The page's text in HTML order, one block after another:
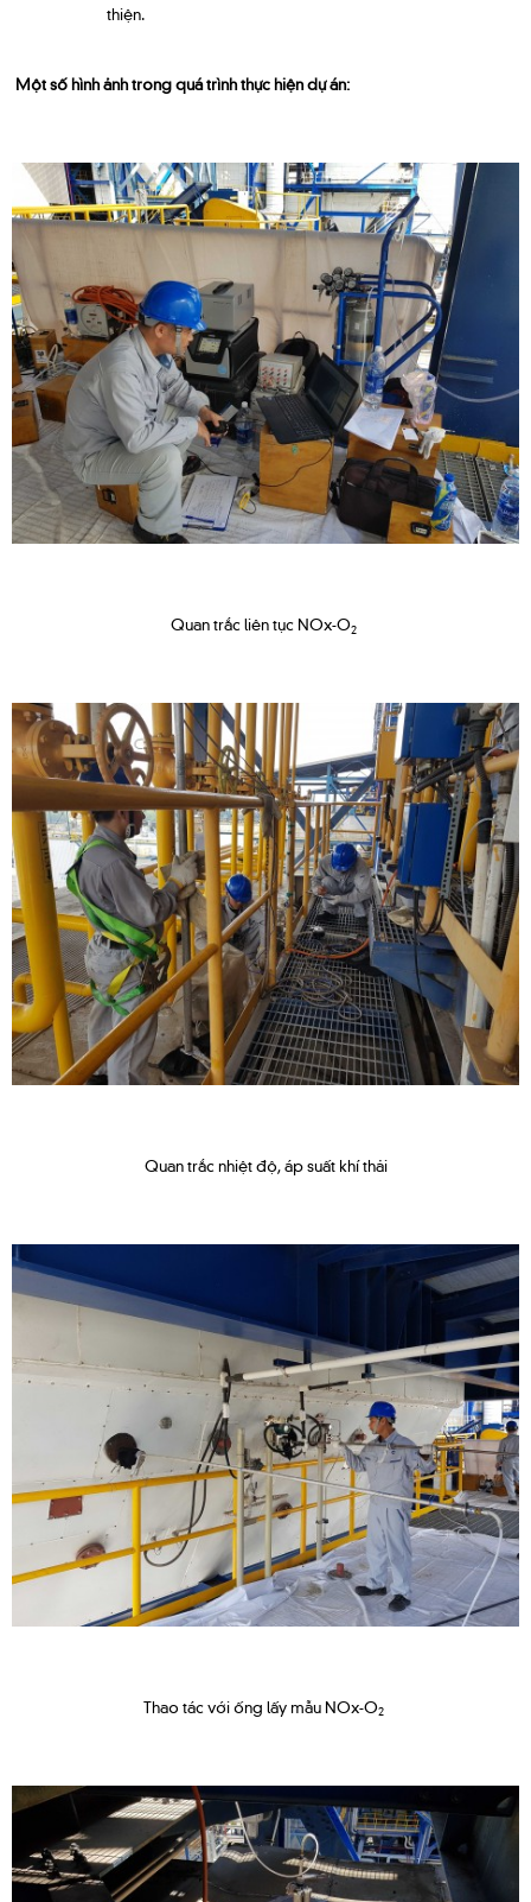
thiện.
Một số hình ảnh trong quá trình thực hiện dự án:
Quan trắc liên tục NOx-O2
Quan trắc nhiệt độ, áp suất khí thải
Thao tác với ống lấy mẫu NOx-O2